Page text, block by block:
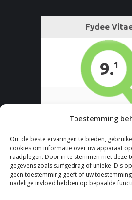
Toestemming
Om de beste ervaringen te bieden,
cookies om informatie over uw apparaat
raadplegen. Door in te stemmen met deze
gegevens zoals surfgedrag of unieke ID's
geen toestemming geeft of uw
nadelige invloed hebben op bepaalde